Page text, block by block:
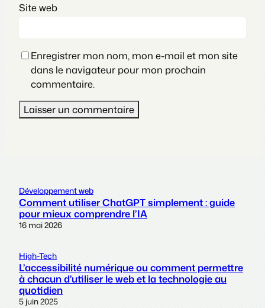
Site web
Enregistrer mon nom, mon e-mail et mon site
dans le navigateur pour mon prochain
commentaire.
Développement web
Comment utiliser ChatGPT simplement : guide
pour mieux comprendre l’IA
16 mai 2026
High-Tech
L’accessibilité numérique ou comment permettre
à chacun d’utiliser le web et la technologie au
quotidien
5 juin 2025